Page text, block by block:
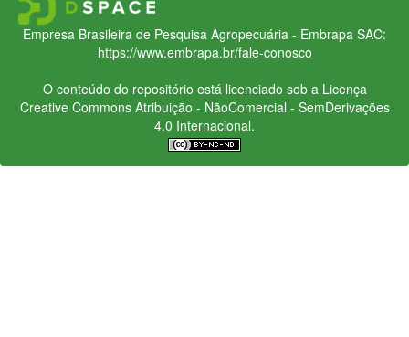
Empresa Brasileira de Pesquisa Agropecuária - Embrapa SAC:
https://www.embrapa.br/fale-conosco
O conteúdo do repositório está licenciado sob a Licença
Creative CommonsAtribuição - NãoComercial - SemDerivações
4.0 Internacional.